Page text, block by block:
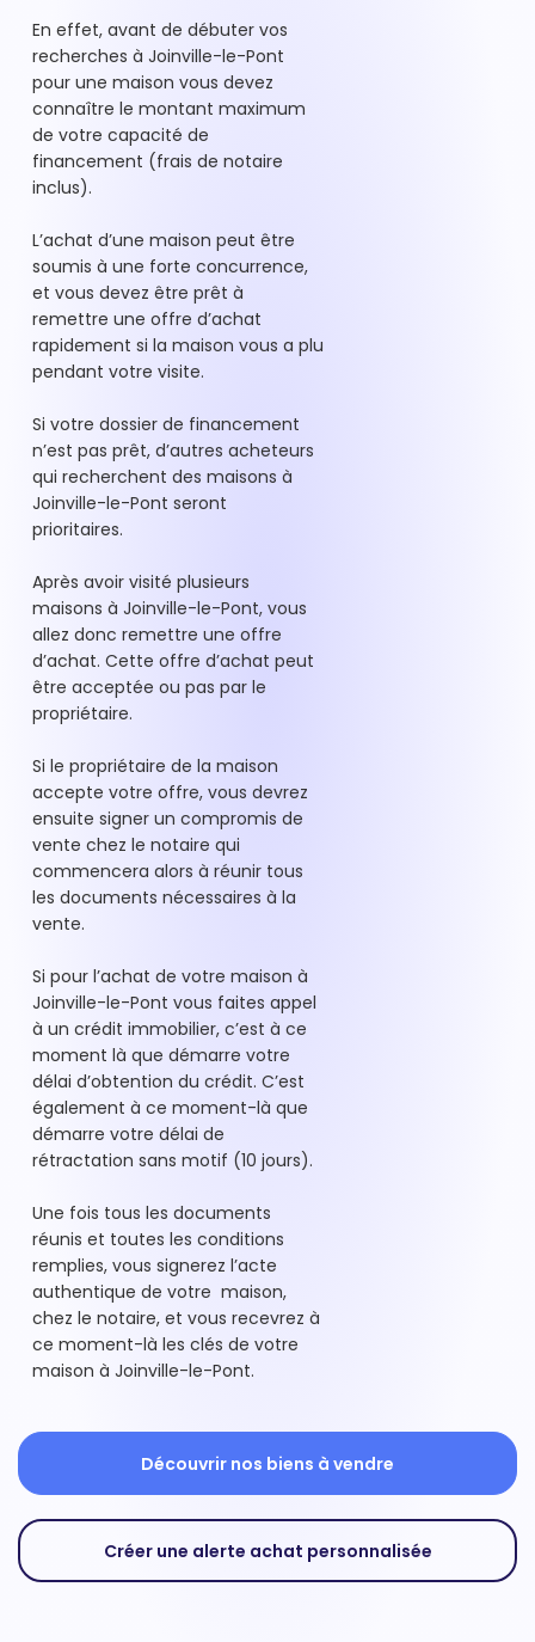
En effet, avant de débuter vos
recherches à Joinville-le-Pont
pour une maison vous devez
connaître le montant maximum
de votre capacité de
financement (frais de notaire
inclus).
L’achat d’une maison peut être
soumis à une forte concurrence,
et vous devez être prêt à
remettre une offre d’achat
rapidement si la maison vous a plu
pendant votre visite.
Si votre dossier de financement
n’est pas prêt, d’autres acheteurs
qui recherchent des maisons à
Joinville-le-Pont seront
prioritaires.
Après avoir visité plusieurs
maisons à Joinville-le-Pont, vous
allez donc remettre une offre
d’achat. Cette offre d’achat peut
être acceptée ou pas par le
propriétaire.
Si le propriétaire de la maison
accepte votre offre, vous devrez
ensuite signer un compromis de
vente chez le notaire qui
commencera alors à réunir tous
les documents nécessaires à la
vente.
Si pour l’achat de votre maison à
Joinville-le-Pont vous faites appel
à un crédit immobilier, c’est à ce
moment là que démarre votre
délai d’obtention du crédit. C’est
également à ce moment-là que
démarre votre délai de
rétractation sans motif (10 jours).
Une fois tous les documents
réunis et toutes les conditions
remplies, vous signerez l’acte
authentique de votre maison,
chez le notaire, et vous recevrez à
ce moment-là les clés de votre
maison à Joinville-le-Pont.
Découvrir nos biens à vendre
Créer une alerte achat personnalisée